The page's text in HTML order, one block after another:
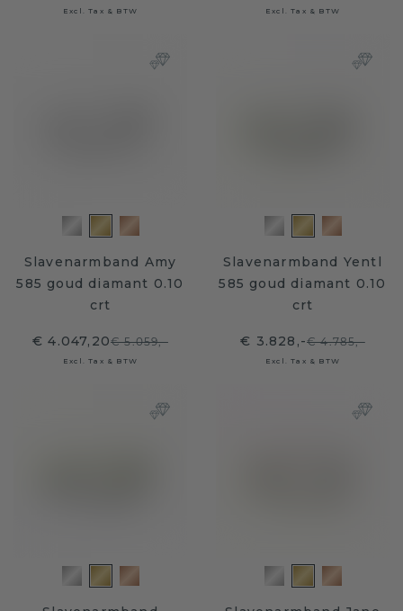
Excl. Tax & BTW Excl. Tax & BTW
Slavenarmband Amy
585 goud diamant 0.10
crt
€ 4.047,20€ 5.059,-
Excl. Tax & BTW
Slavenarmband Yentl
585 goud diamant 0.10
crt
€ 3.828,-€ 4.785,-
Excl. Tax & BTW